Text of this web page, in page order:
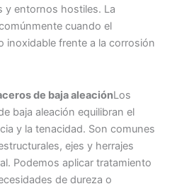
y entornos hostiles. La
cuando el
inoxidable frente a la corrosión
de baja aleaciónLos
baja aleación equilibran el
y la tenacidad. Son comunes
ejes y herrajes
Podemos aplicar tratamiento
de dureza o